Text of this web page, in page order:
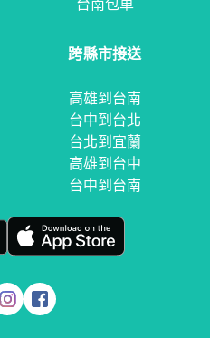
跨縣市接送
高雄到台南
台中到台北
台北到宜蘭
高雄到台中
台中到台南